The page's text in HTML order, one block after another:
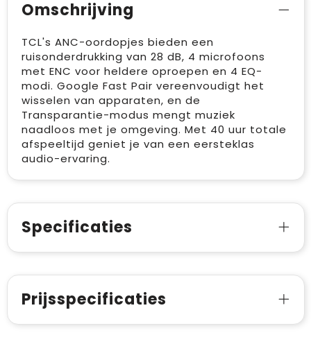
Omschrijving
TCL's ANC-oordopjes bieden een
ruisonderdrukking van 28 dB, 4 microfoons
met ENC voor heldere oproepen en 4 EQ-
modi. Google Fast Pair vereenvoudigt het
wisselen van apparaten, en de
Transparantie-modus mengt muziek
naadloos met je omgeving. Met 40 uur totale
afspeeltijd geniet je van een eersteklas
audio-ervaring.
Specificaties
Prijsspecificaties